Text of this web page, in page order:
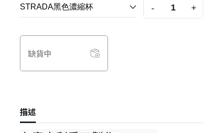
- +
缺貨中
描述